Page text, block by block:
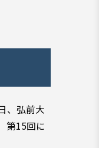
、弘前大
第15回に